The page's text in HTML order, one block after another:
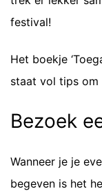
festival!
Het boekje
staat vol tips
Bezoek
Wanneer je je
begeven is het